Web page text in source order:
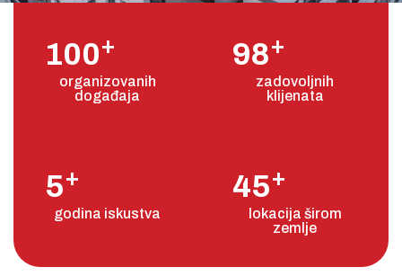
100+
organizovanih
događaja
98+
zadovoljnih
klijenata
5+
godina iskustva
45+
lokacija širom
zemlje